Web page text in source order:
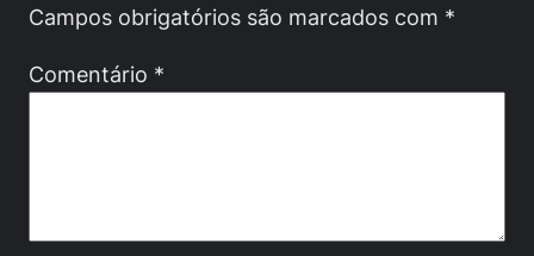
Campos obrigatórios são marcados com *
Comentário *